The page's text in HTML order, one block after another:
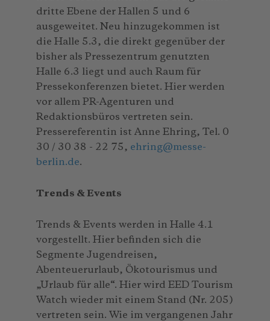
dritte Ebene der Hallen 5 und 6
ausgeweitet. Neu hinzugekommen ist
die Halle 5.3, die direkt gegenüber der
bisher als Pressezentrum genutzten
Halle 6.3 liegt und auch Raum für
Pressekonferenzen bietet. Hier werden
vor allem PR-Agenturen und
Redaktionsbüros vertreten sein.
Pressereferentin ist Anne Ehring, Tel. 0
30 / 30 38 - 22 75, ehring@messe-
berlin.de.
Trends & Events
Trends & Events werden in Halle 4.1
vorgestellt. Hier befinden sich die
Segmente Jugendreisen,
Abenteuerurlaub, Ökotourismus und
„Urlaub für alle“. Hier wird EED Tourism
Watch wieder mit einem Stand (Nr. 205)
vertreten sein. Wie im vergangenen Jahr